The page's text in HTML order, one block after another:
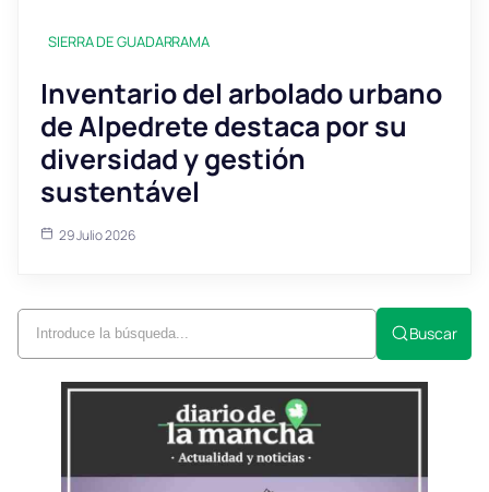
SIERRA DE GUADARRAMA
Inventario del arbolado urbano
de Alpedrete destaca por su
diversidad y gestión
sustentável
29 Julio 2026
Buscar